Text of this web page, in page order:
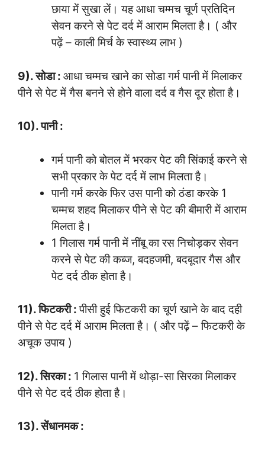
छाया में सुखा लें। यह आधा चम्मच चूर्ण प्रतिदिन
सेवन करने से पेट दर्द में आराम मिलता है। ( और
पढ़ें – काली मिर्च के स्वास्थ्य लाभ )
9). सोडा : आधा चम्मच खाने का सोडा गर्म पानी में मिलाकर
पीने से पेट में गैस बनने से होने वाला दर्द व गैस दूर होता है।
10). पानी :
गर्म पानी को बोतल में भरकर पेट की सिंकाई करने से
सभी प्रकार के पेट दर्द में लाभ मिलता है।
पानी गर्म करके फिर उस पानी को ठंडा करके 1
चम्मच शहद मिलाकर पीने से पेट की बीमारी में आराम
मिलता है।
1 गिलास गर्म पानी में नींबू का रस निचोड़कर सेवन
करने से पेट की कब्ज, बदहजमी, बदबूदार गैस और
पेट दर्द ठीक होता है।
11). फिटकरी :पीसी हुई फिटकरी का चूर्ण खाने के बाद दही
पीने से पेट दर्द में आराम मिलता है। ( और पढ़ें – फिटकरी के
अचूक उपाय )
12). सिरका : 1 गिलास पानी में थोड़ा-सा सिरका मिलाकर
पीने से पेट दर्द ठीक होता है।
13). सेंधानमक :